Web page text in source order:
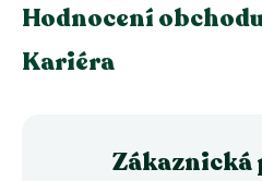
Hodnocení
Kariéra
Zákaznická